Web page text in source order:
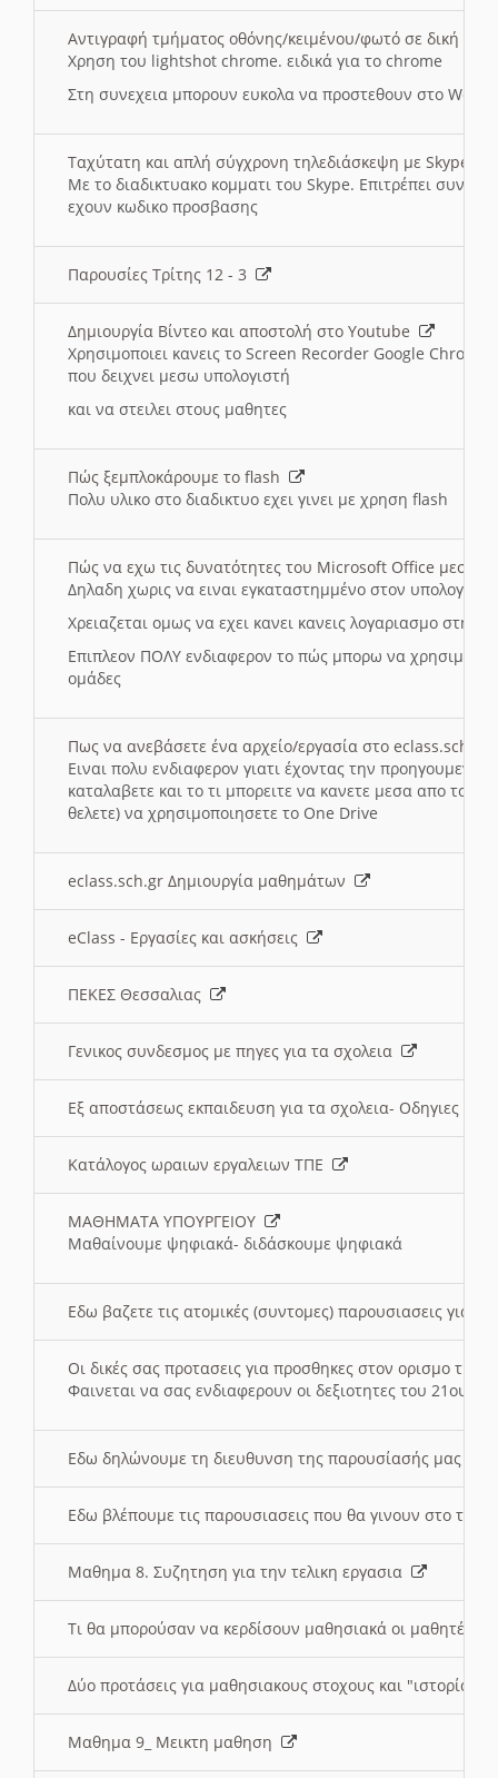
Αντιγραφή τμήματος οθόνης/κειμένου/φωτό σε δική
Χρηση του lightshot chrome. ειδικά για το chrome
Στη συνεχεια μπορουν ευκολα να προστεθουν στο Word
Ταχύτατη και απλή σύγχρονη τηλεδιάσκεψη με Skype
Με το διαδικτυακο κομματι του Skype. Επιτρέπει
εχουν κωδικο προσβασης
Παρουσίες Τρίτης 12 - 3
Δημιουργία Βίντεο και αποστολή στο Youtube
Χρησιμοποιει κανεις το Screen Recorder Google Chrome
που δειχνει μεσω υπολογιστή
και να στειλει στους μαθητες
Πώς ξεμπλοκάρουμε το flash
Πολυ υλικο στο διαδικτυο εχει γινει με χρηση flash
Πώς να εχω τις δυνατότητες του Microsoft Office μεσω
Δηλαδη χωρις να ειναι εγκαταστημμένο στον
Χρειαζεται ομως να εχει κανει κανεις λογαριασμο στη
Επιπλεον ΠΟΛΥ ενδιαφερον το πώς μπορω να
ομάδες
Πως να ανεβάσετε ένα αρχείο/εργασία στο eclass.sch.gr
Ειναι πολυ ενδιαφερον γιατι έχοντας την
καταλαβετε και το τι μπορειτε να κανετε μεσα απο το
θελετε) να χρησιμοποιησετε το One Drive
eclass.sch.gr Δημιουργία μαθημάτων
eClass - Εργασίες και ασκήσεις
ΠΕΚΕΣ Θεσσαλιας
Γενικος συνδεσμος με πηγες για τα σχολεια
Εξ αποστάσεως εκπαιδευση για τα σχολεια- Οδηγιες
Κατάλογος ωραιων εργαλειων ΤΠΕ
ΜΑΘΗΜΑΤΑ ΥΠΟΥΡΓΕΙΟΥ
Μαθαίνουμε ψηφιακά- διδάσκουμε ψηφιακά
Εδω βαζετε τις ατομικές (συντομες) παρουσιασεις για
Οι δικές σας προτασεις για προσθηκες στον ορισμο
Φαινεται να σας ενδιαφερουν οι δεξιοτητες του 21ου
Εδω δηλώνουμε τη διευθυνση της παρουσίασής μας
Εδω βλέπουμε τις παρουσιασεις που θα γινουν στο
Μαθημα 8. Συζητηση για την τελικη εργασια
Τι θα μπορούσαν να κερδίσουν μαθησιακά οι μαθητές/
Δύο προτάσεις για μαθησιακους στοχους και "ιστορία"
Μαθημα 9_ Μεικτη μαθηση